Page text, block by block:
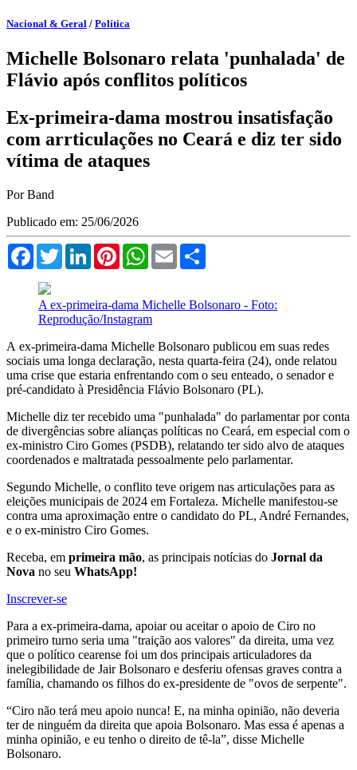
Nacional & Geral / Política
Michelle Bolsonaro relata 'punhalada' de
Flávio após conflitos políticos
Ex-primeira-dama mostrou insatisfação
com arrticulações no Ceará e diz ter sido
vítima de ataques
Por Band
Publicado em: 25/06/2026
FacebookTwitterLinkedInPinterestWhatsApp
Email
A ex-primeira-dama Michelle Bolsonaro - Foto:
Reprodução/Instagram
A ex-primeira-dama Michelle Bolsonaro publicou em suas redes
sociais uma longa declaração, nesta quarta-feira (24), onde relatou
uma crise que estaria enfrentando com o seu enteado, o senador e
pré-candidato à Presidência Flávio Bolsonaro (PL).
Michelle diz ter recebido uma "punhalada" do parlamentar por conta
de divergências sobre alianças políticas no Ceará, em especial com o
ex-ministro Ciro Gomes (PSDB), relatando ter sido alvo de ataques
coordenados e maltratada pessoalmente pelo parlamentar.
Segundo Michelle, o conflito teve origem nas articulações para as
eleições municipais de 2024 em Fortaleza. Michelle manifestou-se
contra uma aproximação entre o candidato do PL, André Fernandes,
e o ex-ministro Ciro Gomes.
Receba, em primeira mão, as principais notícias do Jornal da
Nova no seu WhatsApp!
Inscrever-se
Para a ex-primeira-dama, apoiar ou aceitar o apoio de Ciro no
primeiro turno seria uma "traição aos valores" da direita, uma vez
que o político cearense foi um dos principais articuladores da
inelegibilidade de Jair Bolsonaro e desferiu ofensas graves contra a
família, chamando os filhos do ex-presidente de "ovos de serpente".
“Ciro não terá meu apoio nunca! E, na minha opinião, não deveria
ter de ninguém da direita que apoia Bolsonaro. Mas essa é apenas a
minha opinião, e eu tenho o direito de tê-la”, disse Michelle
Bolsonaro.